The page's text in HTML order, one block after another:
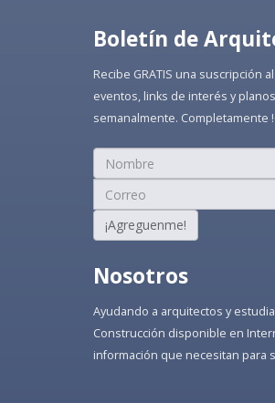
Boletín de
Recibe GRATIS una suscripción
eventos, links de interés y
semanalmente. Completamente
¡Agreguenme!
Nosotros
Ayudando a arquitectos y
Construcción disponible en
información que necesitan para